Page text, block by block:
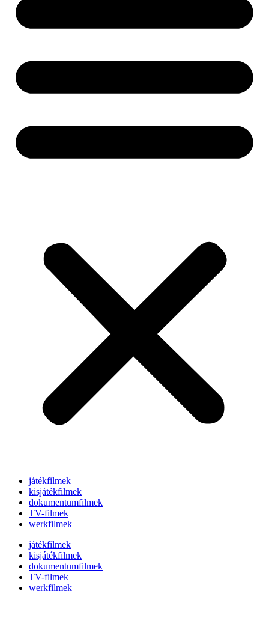
játékfilmek
kisjátékfilmek
dokumentumfilmek
TV-filmek
werkfilmek
játékfilmek
kisjátékfilmek
dokumentumfilmek
TV-filmek
werkfilmek